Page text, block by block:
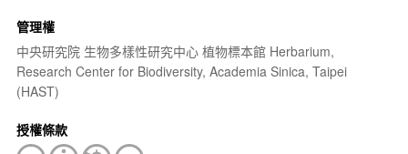
管理權
中央研究院 生物多樣性研究中心 植物標本館 Herbarium,
Research Center for Biodiversity, Academia Sinica, Taipei
(HAST)
授權條款